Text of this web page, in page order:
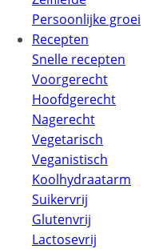
Persoonlijke groei
Recepten
Snelle recepten
Voorgerecht
Hoofdgerecht
Nagerecht
Vegetarisch
Veganistisch
Koolhydraatarm
Suikervrij
Glutenvrij
Lactosevrij